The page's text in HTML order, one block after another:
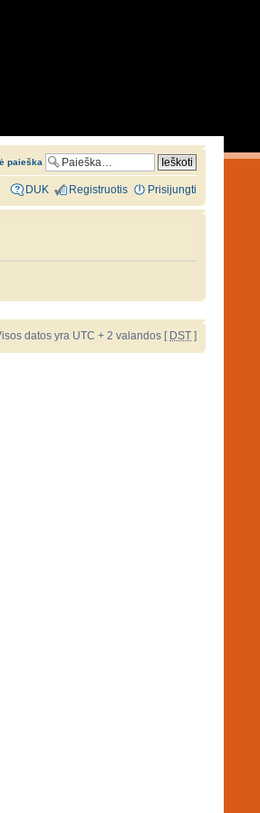
paieška
DUK Registruotis Prisijungti
datos yra UTC + 2 valandos [ DST ]